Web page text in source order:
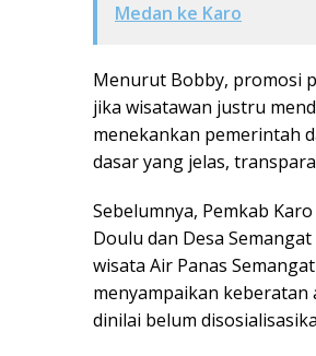
Medan ke Karo
Menurut Bobby, promosi
jika wisatawan justru
menekankan pemerintah
dasar yang jelas,
Sebelumnya, Pemkab
Doulu dan Desa
wisata Air Panas
menyampaikan
dinilai belum